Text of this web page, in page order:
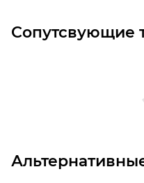
Сопутсвующие